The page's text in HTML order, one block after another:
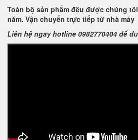
Toàn bộ sản phẩm đều được chúng
năm. Vận chuyển trực tiếp từ nhà máy
Liên hệ ngay hotline 0982770404 để